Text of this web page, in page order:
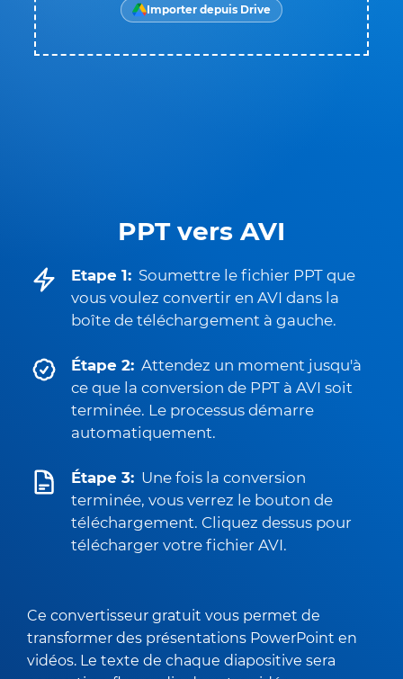
PPT vers AVI
Etape 1: Soumettre le fichier PPT que
vous voulez convertir en AVI dans la
boîte de téléchargement à gauche.
Étape 2: Attendez un moment jusqu'à
ce que la conversion de PPT à AVI soit
terminée. Le processus démarre
automatiquement.
Étape 3: Une fois la conversion
terminée, vous verrez le bouton de
téléchargement. Cliquez dessus pour
télécharger votre fichier AVI.
Ce convertisseur gratuit vous permet de
transformer des présentations PowerPoint en
vidéos. Le texte de chaque diapositive sera
Importer depuis Drive